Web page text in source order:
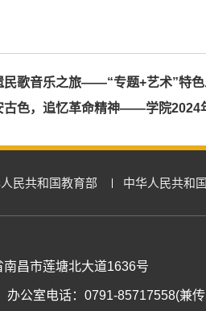
民歌音乐之旅——“专题+艺术”特色
古色，追忆革命精神——学院2024
民共和国教育部 中华人民共和
昌市莲塘北大道1636号
办公室电话：0791-85717558(兼